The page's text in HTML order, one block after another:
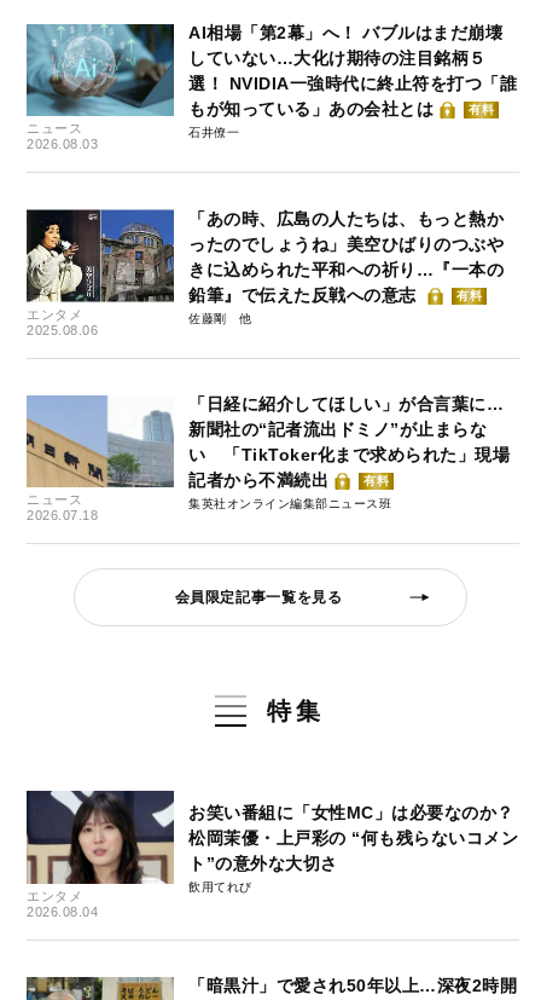
ニュース
2026.08.03
AI相場「第2幕」へ！ バブルはまだ崩壊
していない…大化け期待の注目銘柄５
選！ NVIDIA一強時代に終止符を打つ「誰
もが知っている」あの会社とは
有料
石井僚一
エンタメ
2025.08.06
「あの時、広島の人たちは、もっと熱か
ったのでしょうね」美空ひばりのつぶや
きに込められた平和への祈り…『一本の
鉛筆』で伝えた反戦への意志
有料
佐藤剛
ニュース
2026.07.18
「日経に紹介してほしい」が合言葉に…
新聞社の“記者流出ドミノ”が止まらな
い 「TikToker化まで求められた」現場
記者から不満続出
有料
集英社オンライン編集部ニュース班
会員限定記事一覧を見る
特集
エンタメ
2026.08.04
お笑い番組に「女性MC」は必要なのか？
松岡茉優・上戸彩の “何も残らないコメン
ト”の意外な大切さ
飲用てれび
「暗黒汁」で愛され50年以上…深夜2時開